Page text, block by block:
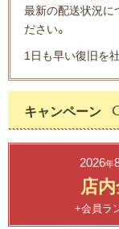
最新の配送状況に
ださい。
1日も早い復旧を
キャンペーン
2026年
店
+会員ラ